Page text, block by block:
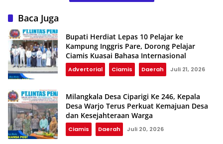
Baca Juga
Bupati Herdiat Lepas 10 Pelajar ke
Kampung Inggris Pare, Dorong Pelajar
Ciamis Kuasai Bahasa Internasional
Advertorial Ciamis Daerah Juli 21, 2026
Milangkala Desa Ciparigi Ke 246, Kepala
Desa Warjo Terus Perkuat Kemajuan Desa
dan Kesejahteraan Warga
Ciamis Daerah Juli 20, 2026